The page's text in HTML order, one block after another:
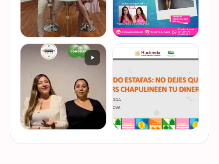
De cuando te toca ser la
entrevistada. Un placer
platicar con Esther Luiselli
de tus finanzas en la serie
de "Mu…
VER EN
INSTAGRAM
mejor forma de gestionar
ese dinero extra de fin de
ahorro o aguinaldo, es un
dinero…
VER EN
INSTAGRAM
de la Semana Nacional de
que los hackers